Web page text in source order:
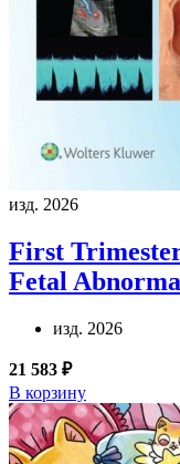
изд. 2026
First
Fetal
изд. 2026
21 583 ₽
В корзину